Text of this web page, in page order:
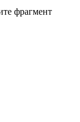
фрагмент